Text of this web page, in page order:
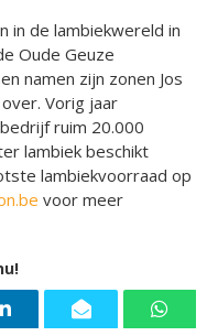
in de lambiekwereld in
Oude Geuze
namen zijn zonen Jos
Vorig jaar
ruim 20.000
lambiek beschikt
lambiekvoorraad op
voor meer